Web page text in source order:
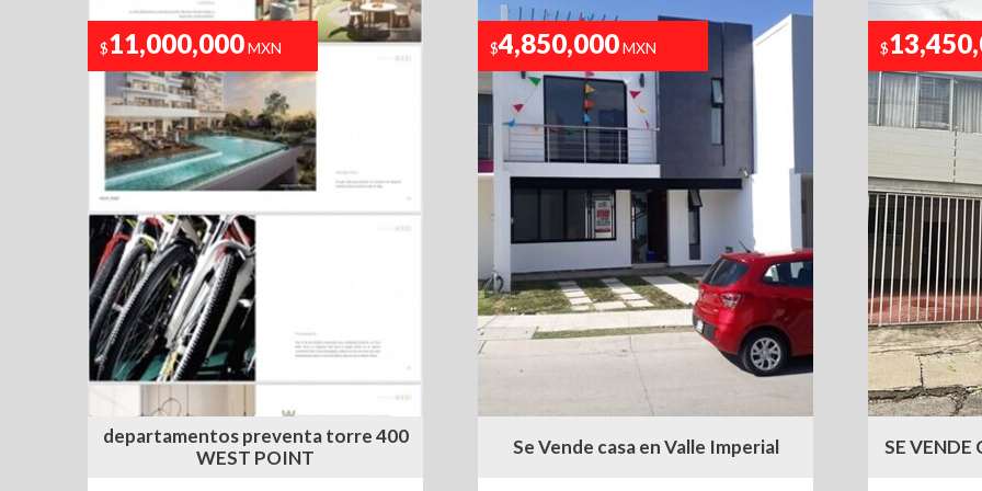
$11,000,000MXN
departamentos preventa torre 400
WEST POINT
$4,850,000MXN
Se Vende casa en Valle Imperial
$
SE VENDE